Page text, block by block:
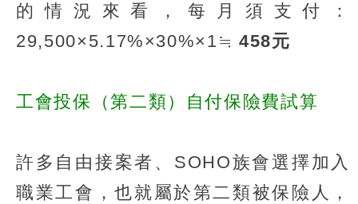
的情況來看，每月須支付：
29,500×5.17%×30%×1≒ 458元
工會投保（第二類）自付保險費試算
許多自由接案者、SOHO族會選擇加入
職業工會，也就屬於第二類被保險人，